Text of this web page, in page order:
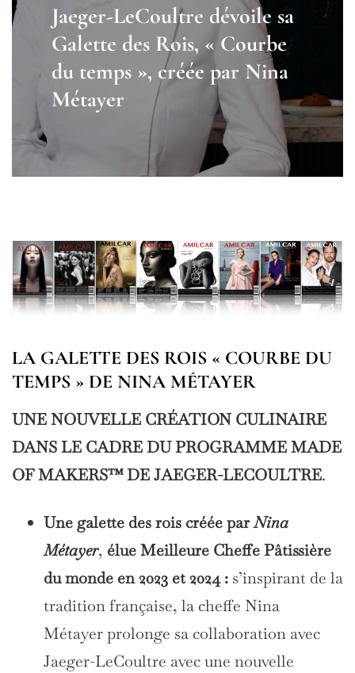
Jaeger-LeCoultre dévoile sa
Galette des Rois, « Courbe
du temps », créée par Nina
Métayer
LA GALETTE DES ROIS « COURBE DU
TEMPS » DE NINA MÉTAYER
UNE NOUVELLE CRÉATION CULINAIRE
DANS LE CADRE DU PROGRAMME MADE
OF MAKERS™ DE JAEGER-LECOULTRE.
Une galette des rois créée parNina
Métayer, élue Meilleure Cheffe Pâtissière
du monde en 2023 et 2024 : s’inspirant de la
tradition française, la cheffe Nina
Métayer prolonge sa collaboration avec
Jaeger-LeCoultre avec une nouvelle